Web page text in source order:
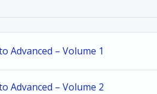
Advanced – Volume 1
Advanced – Volume 2